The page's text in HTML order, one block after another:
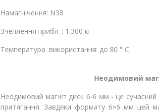
Намагнічення: N38
Зчеплення прибл .: 1.300 кг
Температура використання: до 80 ° C
Неодимовий
Неодимовий магніт диск 6-6 мм - це
притягання. Завдяки формату 6×6 мм цей